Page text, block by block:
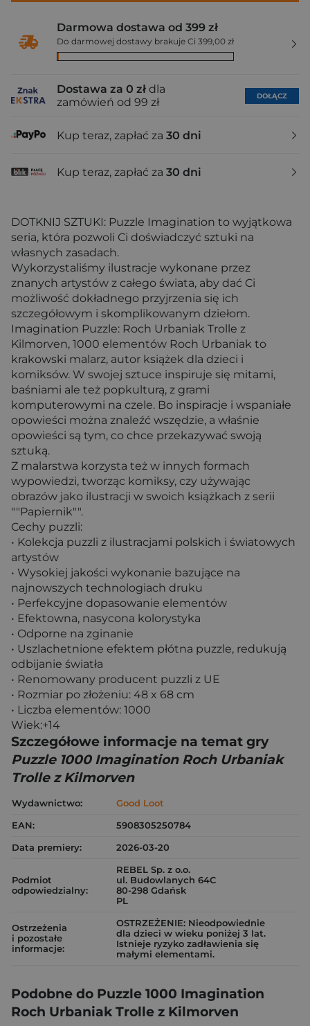
Darmowa dostawa od 399 zł
Do darmowej dostawy brakuje Ci 399,00 zł
Dostawa za 0 zł dla
zamówień od 99 zł
DOŁĄCZ
Kup teraz, zapłać za 30 dni
Kup teraz, zapłać za 30 dni
DOTKNIJ SZTUKI: Puzzle Imagination to wyjątkowa
seria, która pozwoli Ci doświadczyć sztuki na
własnych zasadach.
Wykorzystaliśmy ilustracje wykonane przez
znanych artystów z całego świata, aby dać Ci
możliwość dokładnego przyjrzenia się ich
szczegółowym i skomplikowanym dziełom.
Imagination Puzzle: Roch Urbaniak Trolle z
Kilmorven, 1000 elementów Roch Urbaniak to
krakowski malarz, autor książek dla dzieci i
komiksów. W swojej sztuce inspiruje się mitami,
baśniami ale też popkulturą, z grami
komputerowymi na czele. Bo inspiracje i wspaniałe
opowieści można znaleźć wszędzie, a właśnie
opowieści są tym, co chce przekazywać swoją
sztuką.
Z malarstwa korzysta też w innych formach
wypowiedzi, tworząc komiksy, czy używając
obrazów jako ilustracji w swoich książkach z serii
""Papiernik"".
Cechy puzzli:
• Kolekcja puzzli z ilustracjami polskich i światowych
artystów
• Wysokiej jakości wykonanie bazujące na
najnowszych technologiach druku
• Perfekcyjne dopasowanie elementów
• Efektowna, nasycona kolorystyka
• Odporne na zginanie
• Uszlachetnione efektem płótna puzzle, redukują
odbijanie światła
• Renomowany producent puzzli z UE
• Rozmiar po złożeniu: 48 x 68 cm
• Liczba elementów: 1000
Wiek:+14
Szczegółowe informacje na temat gry
Puzzle 1000 Imagination Roch Urbaniak
Trolle z Kilmorven
Wydawnictwo:
Good Loot
EAN:
5908305250784
Data premiery:
2026-03-20
Podmiot
odpowiedzialny:
REBEL Sp. z o.o.
ul. Budowlanych 64C
80-298 Gdańsk
PL
Ostrzeżenia
i pozostałe
informacje:
OSTRZEŻENIE: Nieodpowiednie
dla dzieci w wieku poniżej 3 lat.
Istnieje ryzyko zadławienia się
małymi elementami.
Podobne do Puzzle 1000 Imagination
Roch Urbaniak Trolle z Kilmorven